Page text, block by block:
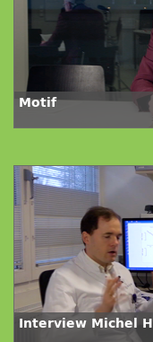
Motif
Interview Michel